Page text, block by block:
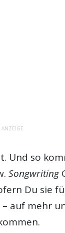
ANZEIGE
Und so
Songwriting
Du sie
auf mehr